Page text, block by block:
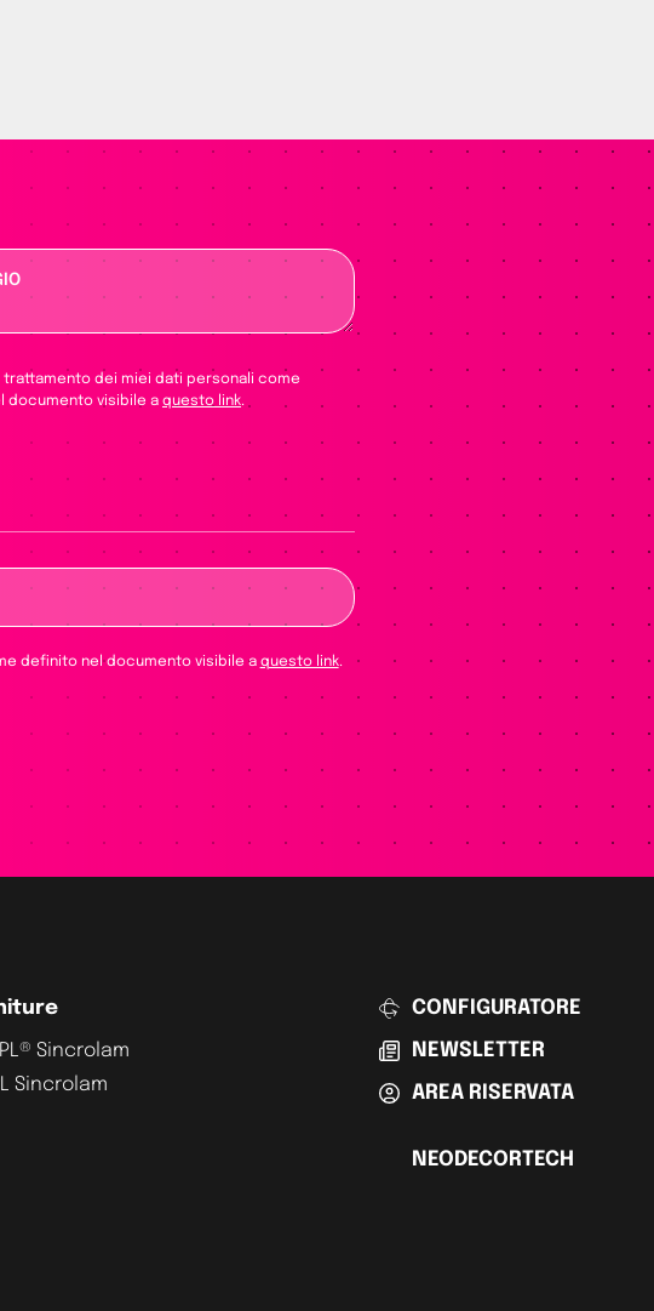
trattamento dei miei dati personali come
documento visibile aquesto link.
lasciare vuoto questo campo.
definito nel documento visibile a questo link.
Sincrolam
Sincrolam
CONFIGURATORE
NEWSLETTER
AREA RISERVATA
NEODECORTECH